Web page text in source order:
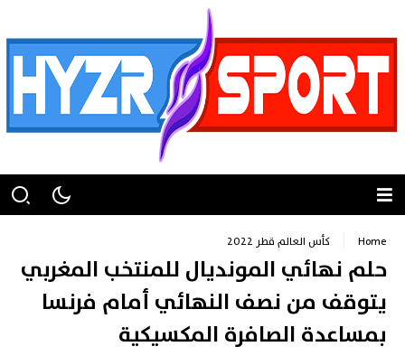
Home كأس العالم قطر 2022
حلم نهائي المونديال للمنتخب المغربي
يتوقف من نصف النهائي أمام فرنسا
بمساعدة الصافرة المكسيكية